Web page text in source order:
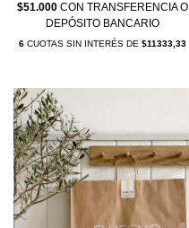
$51.000 CON TRANSFERENCIA O
DEPÓSITO BANCARIO
6 CUOTAS SIN INTERÉS DE $11333,33